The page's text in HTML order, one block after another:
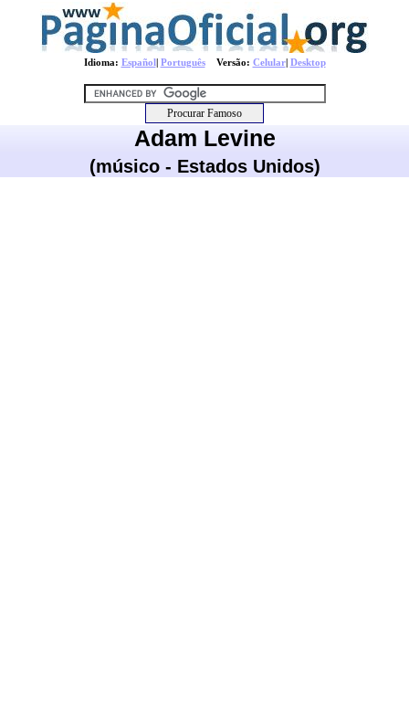
Idioma: Español| PortuguêsVersão: Celular| Desktop
Adam Levine
(músico - Estados Unidos)